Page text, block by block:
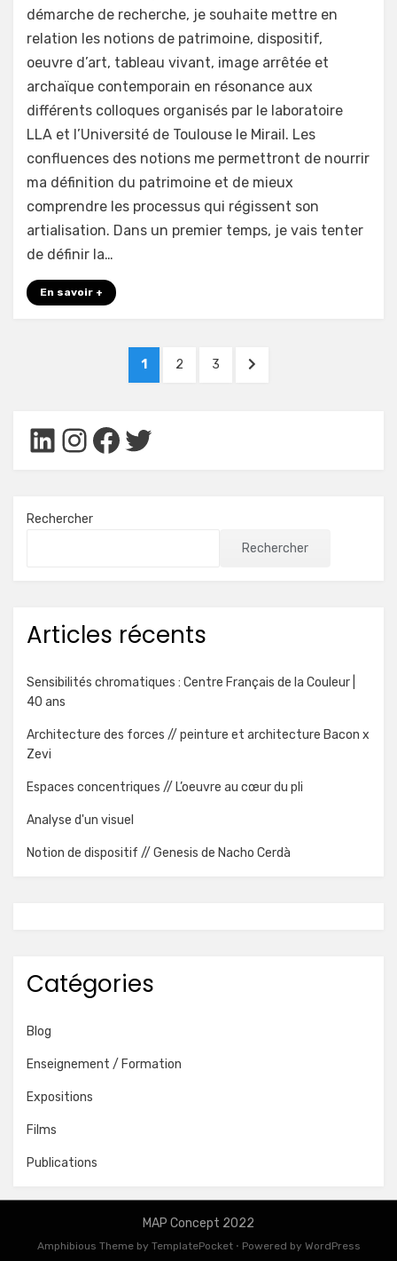
Genesis
Nacho
Cerdà
démarche de recherche, je souhaite mettre en
relation les notions de patrimoine, dispositif,
oeuvre d’art, tableau vivant, image arrêtée et
archaïque contemporain en résonance aux
différents colloques organisés par le laboratoire
LLA et l’Université de Toulouse le Mirail. Les
confluences des notions me permettront de nourrir
ma définition du patrimoine et de mieux
comprendre les processus qui régissent son
artialisation. Dans un premier temps, je vais tenter
de définir la…
En savoir +
PAGE
1 PAGE
2 PAGE
3
NEXT
LinkedIn
Instagram
Facebook
Twitter
Rechercher
Rechercher
Articles récents
Sensibilités chromatiques : Centre Français de la Couleur |
40 ans
Architecture des forces // peinture et architecture Bacon x
Zevi
Espaces concentriques // L’oeuvre au cœur du pli
Analyse d'un visuel
Notion de dispositif // Genesis de Nacho Cerdà
Catégories
Blog
Enseignement / Formation
Expositions
Films
Publications
MAP Concept 2022
Amphibious Theme by TemplatePocket ⋅ Powered by WordPress